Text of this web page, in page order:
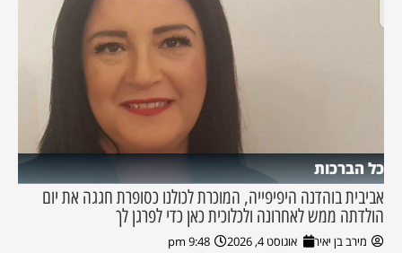
כל הברכות
אביבית בוהדנה היפיפייה, המוכרת לכולנו כסופרת חגגה את יום
הולדתה ממש לאחרונה ולכלוכית כאן כדי לפרגן לך
מירב בן יאיר אוגוסט 4, 2026 9:48 pm